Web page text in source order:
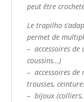
peut être
Le trapilho
permet de
– accessoires de
coussins…)
– accessoires de
trousses,
– bijoux